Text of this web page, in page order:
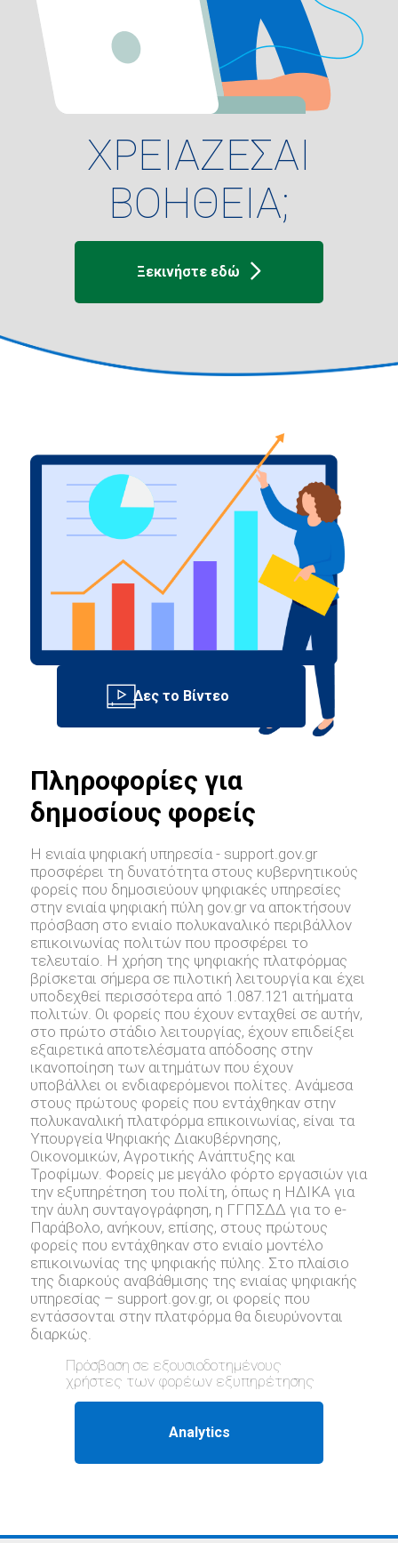
ΧΡΕΙΑΖΕΣΑΙ
ΒΟΗΘΕΙΑ;
Ξεκινήστε εδώ
Πληροφορίες για
δημοσίους φορείς
Η ενιαία ψηφιακή υπηρεσία - support.gov.gr
προσφέρει τη δυνατότητα στους κυβερνητικούς
φορείς που δημοσιεύουν ψηφιακές υπηρεσίες
στην ενιαία ψηφιακή πύλη gov.gr να αποκτήσουν
πρόσβαση στο ενιαίο πολυκαναλικό περιβάλλον
επικοινωνίας πολιτών που προσφέρει το
τελευταίο. Η χρήση της ψηφιακής πλατφόρμας
βρίσκεται σήμερα σε πιλοτική λειτουργία και έχει
υποδεχθεί περισσότερα από 1.087.121 αιτήματα
πολιτών. Οι φορείς που έχουν ενταχθεί σε αυτήν,
στο πρώτο στάδιο λειτουργίας, έχουν επιδείξει
εξαιρετικά αποτελέσματα απόδοσης στην
ικανοποίηση των αιτημάτων που έχουν
υποβάλλει οι ενδιαφερόμενοι πολίτες. Ανάμεσα
στους πρώτους φορείς που εντάχθηκαν στην
πολυκαναλική πλατφόρμα επικοινωνίας, είναι τα
Υπουργεία Ψηφιακής Διακυβέρνησης,
Οικονομικών, Αγροτικής Ανάπτυξης και
Τροφίμων. Φορείς με μεγάλο φόρτο εργασιών για
την εξυπηρέτηση του πολίτη, όπως η ΗΔΙΚΑ για
την άυλη συνταγογράφηση, η ΓΓΠΣΔΔ για το e-
Παράβολο, ανήκουν, επίσης, στους πρώτους
φορείς που εντάχθηκαν στο ενιαίο μοντέλο
επικοινωνίας της ψηφιακής πύλης. Στο πλαίσιο
της διαρκούς αναβάθμισης της ενιαίας ψηφιακής
υπηρεσίας – support.gov.gr, oι φορείς που
εντάσσονται στην πλατφόρμα θα διευρύνονται
διαρκώς.
Πρόσβαση σε εξουσιοδοτημένους
χρήστες των φορέων εξυπηρέτησης